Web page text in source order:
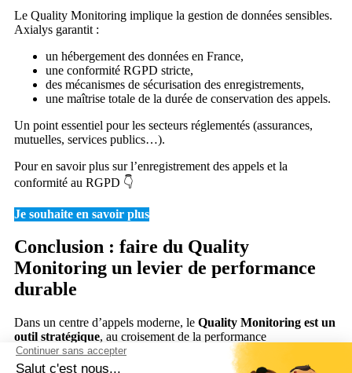
Le Quality Monitoring implique la gestion de données sensibles.
Axialys garantit :
un hébergement des données en France,
une conformité RGPD stricte,
des mécanismes de sécurisation des enregistrements,
une maîtrise totale de la durée de conservation des appels.
Un point essentiel pour les secteurs réglementés (assurances,
mutuelles, services publics…).
Pour en savoir plus sur l’enregistrement des appels et la
conformité au RGPD 👇
Je souhaite en savoir plus
Conclusion : faire du Quality
Monitoring un levier de performance
durable
Dans un centre d’appels moderne, le Quality Monitoring est un
outil stratégique, au croisement de la performance
opérationnelle, de la satisfaction client et de l’expérience
collaborateur.